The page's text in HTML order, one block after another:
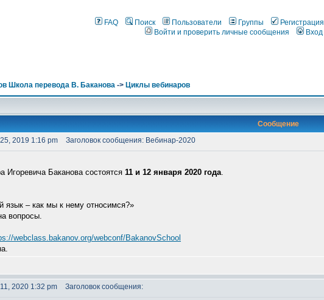
FAQ Поиск Пользователи Группы Регистрация
Войти и проверить личные сообщения
Вход
Школа перевода В. Баканова -> Циклы вебинаров
Сообщение
2019 1:16 pm Заголовок сообщения: Вебинар-2020
Игоревича Баканова состоятся 11 и 12 января 2020 года.
язык – как мы к нему относимся?»
вопросы.
webclass.bakanov.org/webconf/BakanovSchool
2020 1:32 pm Заголовок сообщения: